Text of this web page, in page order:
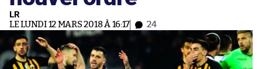
LR
LE LUNDI 12 MARS 2018 À 16:17 24